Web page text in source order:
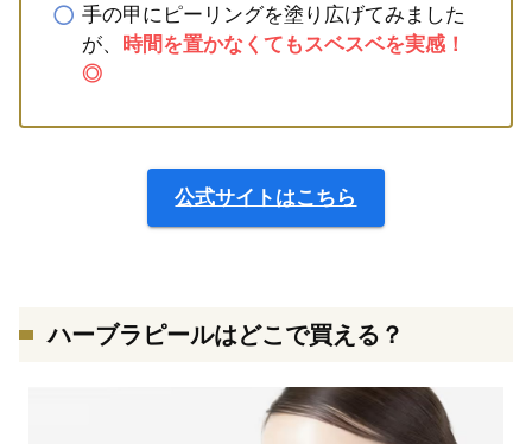
手の甲にピーリングを塗り広げてみました
が、 時間を置かなくてもスベスベを実感！
◎
公式サイトはこちら
ハーブラピールはどこで買える？